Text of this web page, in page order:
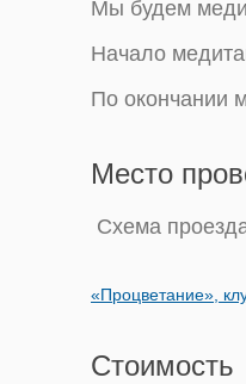
Мы будем
Начало
По окончании
Место
Схема
«Процветание»,
Стоимость